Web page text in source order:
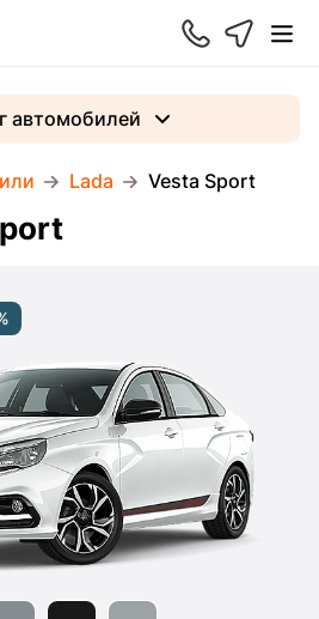
Lada Vesta Sport
автомобилей